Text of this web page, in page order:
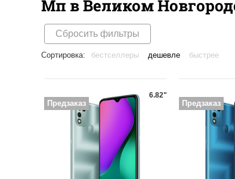
Мп в Великом
Сбросить фильтры
Сортировка: бестселлеры дешевле быстрее
6.82"
Предзаказ Предзаказ